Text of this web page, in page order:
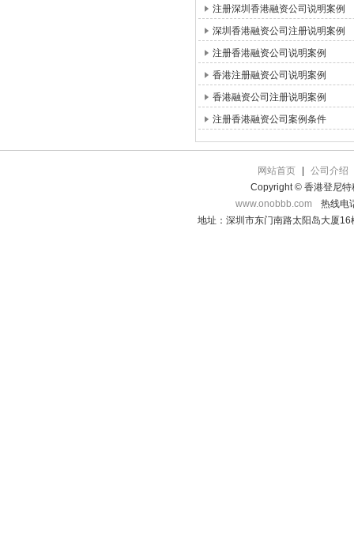
注册深圳香港融资公司说明案例
深圳香港融资公司注册说明案例
注册香港融资公司说明案例
香港注册融资公司说明案例
香港融资公司注册说明案例
注册香港融资公司案例条件
网站首页
公司介绍
Copyright © 香港登尼特
www.onobbb.com
热线电
地址：深圳市东门南路太阳岛大厦